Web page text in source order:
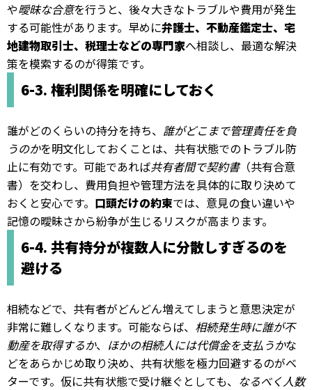
や曖昧な合意を行うと、後々大きなトラブルや費用が発生
する可能性があります。早めに弁護士、不動産鑑定士、宅
地建物取引士、税理士などの専門家へ相談し、最適な解決
策を模索するのが得策です。
6-3. 権利関係を明確にしておく
誰がどのくらいの持分を持ち、 誰がどこまで管理責任を負
うのかを明文化しておくことは、共有状態でのトラブル防
止に有効です。可能であれば共有者間で契約書（共有合意
書）を交わし、費用負担や管理方法を具体的に取り決めて
おくと安心です。 口頭だけの約束では、意見の食い違いや
記憶の曖昧さから紛争が生じるリスクが高まります。
6-4. 共有持分が複数人に分散しすぎるのを
避ける
相続などで、共有者がどんどん増えてしまうと意思決定が
非常に難しくなります。可能ならば、 相続発生時に誰が不
動産を取得するか、 ほかの相続人には代償金を支払うかな
どをあらかじめ取り決め、共有状態を極力回避するのがベ
ターです。仮に共有状態で受け継ぐとしても、 なるべく人数